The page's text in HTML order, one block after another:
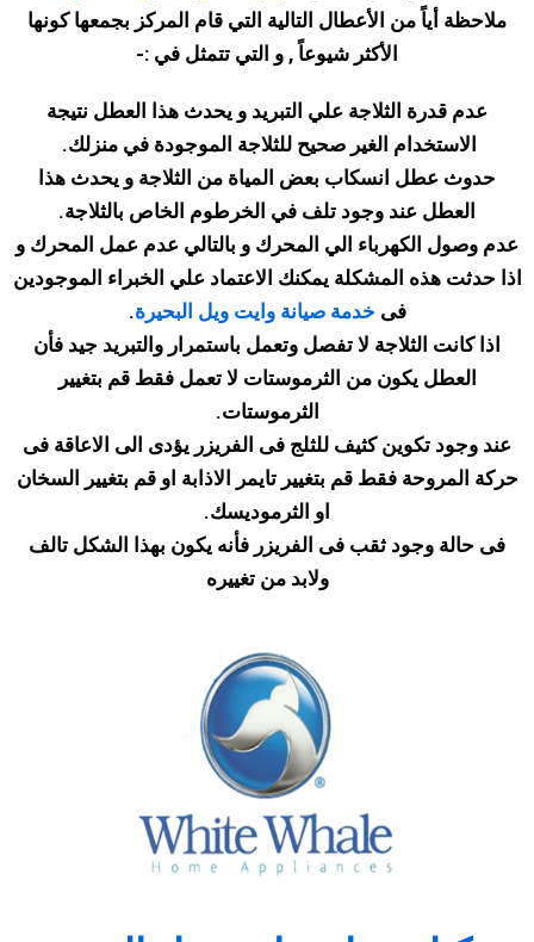
ملاحظة أياً من الأعطال التالية التي قام المركز بجمعها كونها
الأكثر شيوعاً , و التي تتمثل في :-
عدم قدرة الثلاجة علي التبريد و يحدث هذا العطل نتيجة
الاستخدام الغير صحيح للثلاجة الموجودة في منزلك.
حدوث عطل انسكاب بعض المياة من الثلاجة و يحدث هذا
العطل عند وجود تلف في الخرطوم الخاص بالثلاجة.
عدم وصول الكهرباء الي المحرك و بالتالي عدم عمل المحرك و
اذا حدثت هذه المشكلة يمكنك الاعتماد علي الخبراء الموجودين
فى خدمة صيانة وايت ويل البحيرة.
اذا كانت الثلاجة لا تفصل وتعمل باستمرار والتبريد جيد فأن
العطل يكون من الثرموستات لا تعمل فقط قم بتغيير
الثرموستات.
عند وجود تكوين كثيف للثلج فى الفريزر يؤدى الى الاعاقة فى
حركة المروحة فقط قم بتغيير تايمر الاذابة او قم بتغيير السخان
او الثرموديسك.
فى حالة وجود ثقب فى الفريزر فأنه يكون بهذا الشكل تالف
ولابد من تغييره